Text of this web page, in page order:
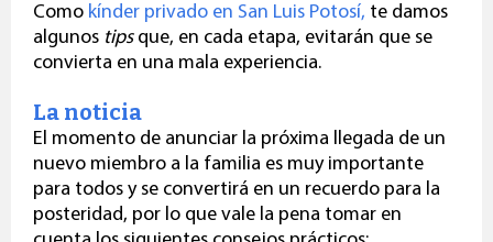
Como kínder privado en San Luis Potosí, te damos
algunos tipsque, en cada etapa, evitarán que se
convierta en una mala experiencia.
La noticia
El momento de anunciar la próxima llegada de un
nuevo miembro a la familia es muy importante
para todos y se convertirá en un recuerdo para la
posteridad, por lo que vale la pena tomar en